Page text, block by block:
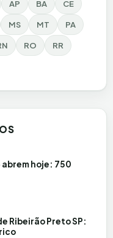
AP BA CE
MS MT PA
RO RR
abrem hoje: 750
Ribeirão Preto SP: